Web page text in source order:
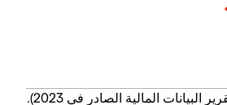
البيانات المالية الصادر في 2023).